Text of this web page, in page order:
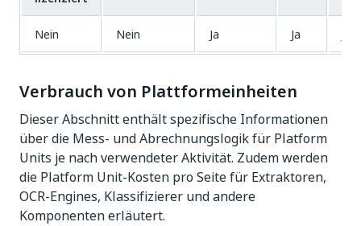
Nein Nein Ja Ja
Verbrauch von Plattformeinheiten
Dieser Abschnitt enthält spezifische Informationen
über die Mess- und Abrechnungslogik für Platform
Units je nach verwendeter Aktivität. Zudem werden
die Platform Unit-Kosten pro Seite für Extraktoren,
OCR-Engines, Klassifizierer und andere
Komponenten erläutert.